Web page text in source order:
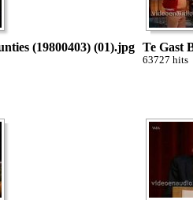
(19800403) (01).jpg Te Gast
63727 hits